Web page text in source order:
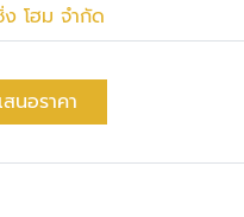
โฮม จำกัด
สนอราคา